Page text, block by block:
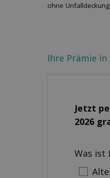
ohne
Ihre Prämie
Jetzt
2026
Was ist